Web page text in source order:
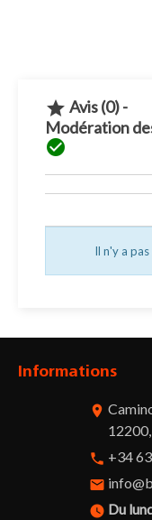
 Avis (0) -
Modération

Il n'y a
Informations
room
phone +34
email
watch_later Du